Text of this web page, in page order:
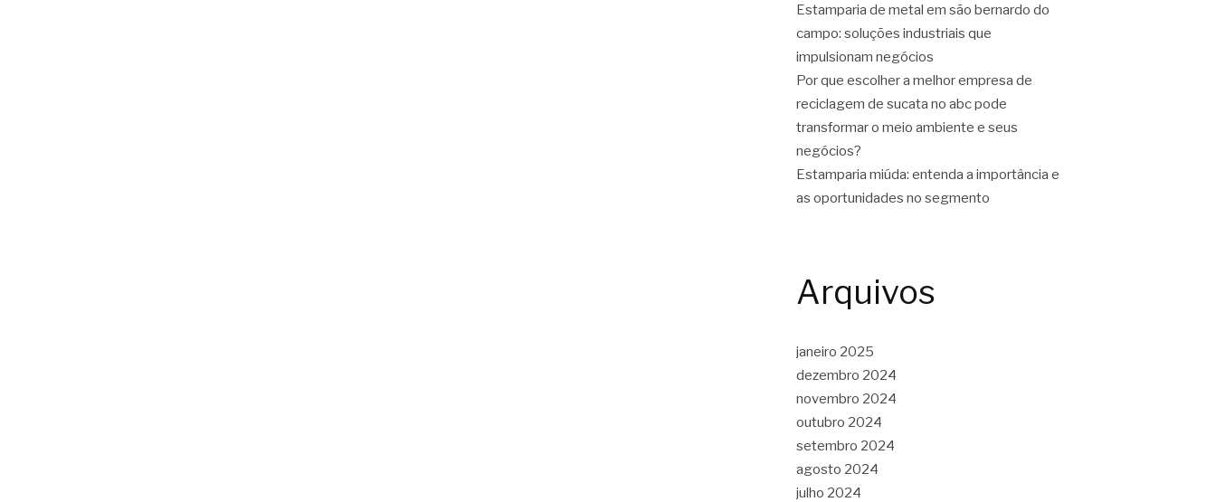
Estamparia de metal em são bernardo do
campo: soluções industriais que
impulsionam negócios
Por que escolher a melhor empresa de
reciclagem de sucata no abc pode
transformar o meio ambiente e seus
negócios?
Estamparia miúda: entenda a importância e
as oportunidades no segmento
Arquivos
janeiro 2025
dezembro 2024
novembro 2024
outubro 2024
setembro 2024
agosto 2024
julho 2024